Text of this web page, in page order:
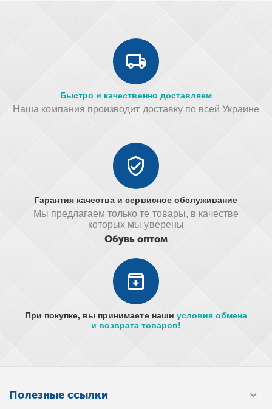
Быстро и качественно доставляем
Наша компания производит доставку по всей Украине
Гарантия качества и сервисное обслуживание
Мы предлагаем только те товары, в качестве
которых мы уверены
Обувь оптом
При покупке, вы принимаете наши условия обмена
и возврата товаров!
Полезные ссылки